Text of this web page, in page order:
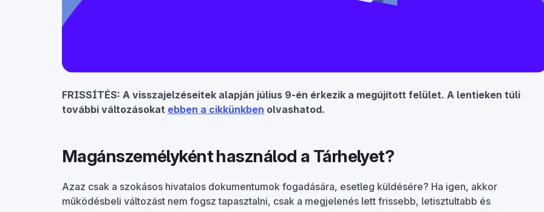
FRISSÍTÉS: A visszajelzéseitek alapján július 9-én érkezik a megújított felület. A lentieken túli
további változásokat ebben a cikkünkben olvashatod.
Magánszemélyként használod a Tárhelyet?
Azaz csak a szokásos hivatalos dokumentumok fogadására, esetleg küldésére? Ha igen, akkor
működésbeli változást nem fogsz tapasztalni, csak a megjelenés lett frissebb, letisztultabb és